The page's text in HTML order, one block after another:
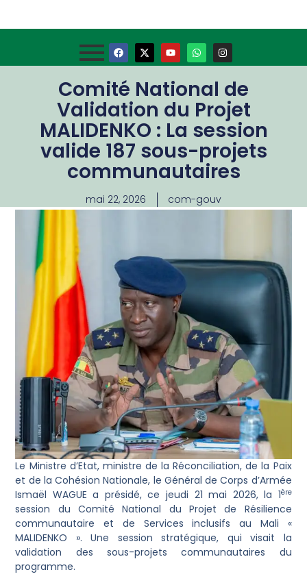
Comité National de
Validation du Projet
MALIDENKO : La session
valide 187 sous-projets
communautaires
mai 22, 2026 com-gouv
Le Ministre d’Etat, ministre de la Réconciliation, de la Paix
et de la Cohésion Nationale, le Général de Corps d’Armée
Ismaël WAGUE a présidé, ce jeudi 21 mai 2026, la 1ère
session du Comité National du Projet de Résilience
communautaire et de Services inclusifs au Mali «
MALIDENKO ». Une session stratégique, qui visait la
validation des sous-projets communautaires du
programme.